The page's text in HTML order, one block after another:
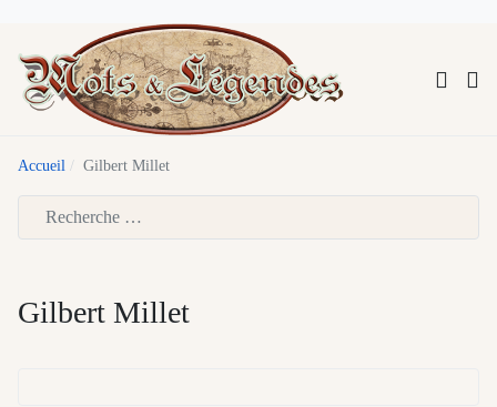
Accueil Gilbert Millet
Gilbert Millet